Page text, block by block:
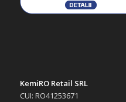
KemiRO Retail SRL
CUI: RO41253671